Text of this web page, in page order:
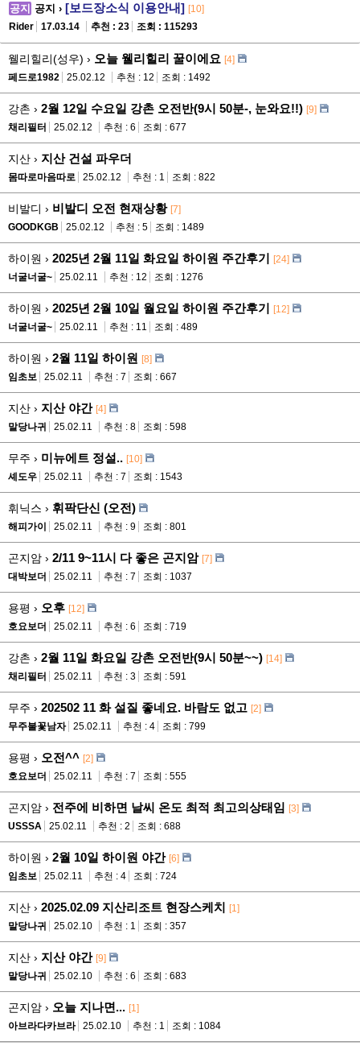
공지 공지 › [보드장소식 이용안내] [10]
Rider
17.03.14 추천 : 23 조회 : 115293
웰리힐리(성우) › 오늘 웰리힐리 꿀이에요 [4]
페드로1982
25.02.12 추천 : 12 조회 : 1492
강촌 › 2월 12일 수요일 강촌 오전반(9시 50분-, 눈와요!!) [9]
채리필터
25.02.12 추천 : 6 조회 : 677
지산 › 지산 건설 파우더
몸따로마음따로 25.02.12 추천 : 1 조회 : 822
비발디 › 비발디 오전 현재상황 [7]
GOODKGB
25.02.12 추천 : 5 조회 : 1489
하이원 › 2025년 2월 11일 화요일 하이원 주간후기 [24]
너굴너굴~
25.02.11 추천 : 12 조회 : 1276
하이원 › 2025년 2월 10일 월요일 하이원 주간후기 [12]
너굴너굴~
25.02.11 추천 : 11 조회 : 489
하이원 › 2월 11일 하이원 [8]
임초보
25.02.11 추천 : 7 조회 : 667
지산 › 지산 야간 [4]
말당나귀
25.02.11 추천 : 8 조회 : 598
무주 › 미뉴에트 정설.. [10]
셰도우
25.02.11 추천 : 7 조회 : 1543
휘닉스 › 휘팍단신 (오전)
해피가이 25.02.11 추천 : 9 조회 : 801
곤지암 › 2/11 9~11시 다 좋은 곤지암 [7]
대박보더
25.02.11 추천 : 7 조회 : 1037
용평 › 오후 [12]
호요보더
25.02.11 추천 : 6 조회 : 719
강촌 › 2월 11일 화요일 강촌 오전반(9시 50분~~) [14]
채리필터
25.02.11 추천 : 3 조회 : 591
무주 › 202502 11 화 설질 좋네요. 바람도 없고 [2]
무주불꽃남자
25.02.11 추천 : 4 조회 : 799
용평 › 오전^^ [2]
호요보더
25.02.11 추천 : 7 조회 : 555
곤지암 › 전주에 비하면 날씨 온도 최적 최고의상태임 [3]
USSSA
25.02.11 추천 : 2 조회 : 688
하이원 › 2월 10일 하이원 야간 [6]
임초보
25.02.11 추천 : 4 조회 : 724
지산 › 2025.02.09 지산리조트 현장스케치 [1]
말당나귀
25.02.10 추천 : 1 조회 : 357
지산 › 지산 야간 [9]
말당나귀
25.02.10 추천 : 6 조회 : 683
곤지암 › 오늘 지나면... [1]
아브라다카브라
25.02.10 추천 : 1 조회 : 1084